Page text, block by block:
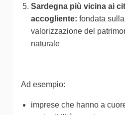
Sardegna più vicina ai
accogliente: fondata
valorizzazione del
naturale
Ad esempio:
imprese che hanno a